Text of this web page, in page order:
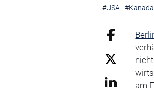
#USA #Kanada
am